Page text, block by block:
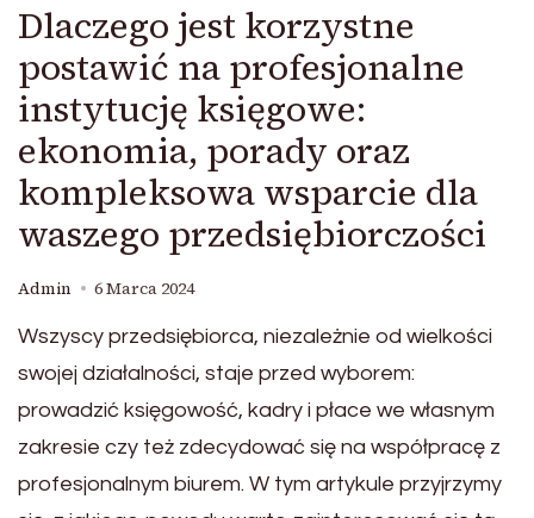
Dlaczego jest korzystne
postawić na profesjonalne
instytucję księgowe:
ekonomia, porady oraz
kompleksowa wsparcie dla
waszego przedsiębiorczości
Admin 6 Marca 2024
Wszyscy przedsiębiorca, niezależnie od wielkości
swojej działalności, staje przed wyborem:
prowadzić księgowość, kadry i płace we własnym
zakresie czy też zdecydować się na współpracę z
profesjonalnym biurem. W tym artykule przyjrzymy